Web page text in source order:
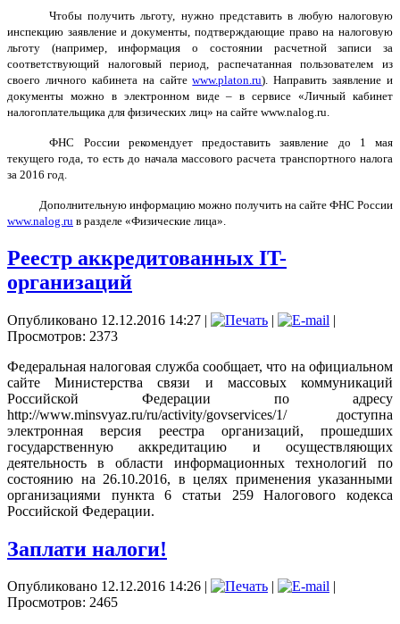
Чтобы получить льготу, нужно представить в любую налоговую
инспекцию заявление и документы, подтверждающие право на налоговую
льготу (например, информация о состоянии расчетной записи за
соответствующий налоговый период, распечатанная пользователем из
своего личного кабинета на сайтеwww.platon.ru). Направить заявление и
документы можно в электронном виде – в сервисе «Личный кабинет
налогоплательщика для физических лиц» на сайте www.nalog.ru.
ФНС России рекомендует предоставить заявление до 1 мая
текущего года, то есть до начала массового расчета транспортного налога
за 2016 год.
Дополнительную информацию можно получить на сайте ФНС России
www.nalog.ru в разделе «Физические лица».
Реестр аккредитованных IT-
организаций
Опубликовано 12.12.2016 14:27 | |
|
Просмотров: 2373
Федеральная налоговая служба сообщает, что на официальном
сайте Министерства связи и массовых коммуникаций
Российской Федерации по адресу
http://www.minsvyaz.ru/ru/activity/govservices/1/ доступна
электронная версия реестра организаций, прошедших
государственную аккредитацию и осуществляющих
деятельность в области информационных технологий по
состоянию на 26.10.2016, в целях применения указанными
организациями пункта 6 статьи 259 Налогового кодекса
Российской Федерации.
Заплати налоги!
Опубликовано 12.12.2016 14:26 | |
|
Просмотров: 2465